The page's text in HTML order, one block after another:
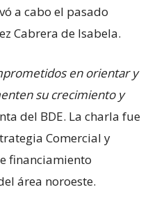
a cabo el pasado
Cabrera de Isabela.
en orientar y
su crecimiento y
del BDE. La charla fue
Comercial y
financiamiento
área noroeste.